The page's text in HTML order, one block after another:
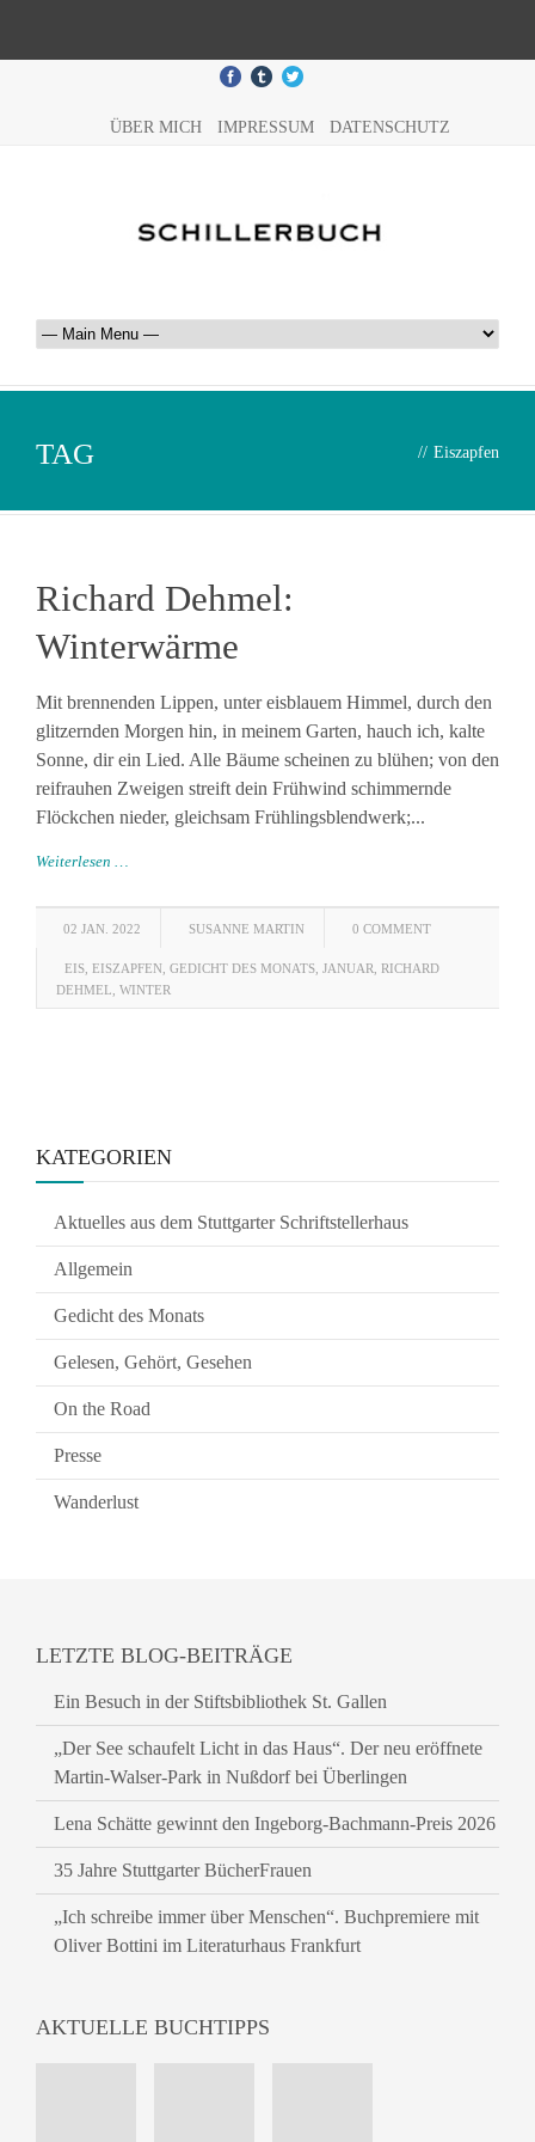
ÜBER MICH IMPRESSUM DATENSCHUTZ
TAG // Eiszapfen
Richard Dehmel:
Winterwärme
Mit brennenden Lippen, unter eisblauem Himmel, durch den
glitzernden Morgen hin, in meinem Garten, hauch ich, kalte
Sonne, dir ein Lied. Alle Bäume scheinen zu blühen; von den
reifrauhen Zweigen streift dein Frühwind schimmernde
Flöckchen nieder, gleichsam Frühlingsblendwerk;...
Weiterlesen …
02 JAN. 2022 SUSANNE MARTIN 0 COMMENT
EIS EISZAPFEN GEDICHT DES MONATS JANUAR RICHARD
DEHMEL WINTER
KATEGORIEN
Aktuelles aus dem Stuttgarter Schriftstellerhaus
Allgemein
Gedicht des Monats
Gelesen, Gehört, Gesehen
On the Road
Presse
Wanderlust
LETZTE BLOG-BEITRÄGE
Ein Besuch in der Stiftsbibliothek St. Gallen
„Der See schaufelt Licht in das Haus“. Der neu eröffnete
Martin-Walser-Park in Nußdorf bei Überlingen
Lena Schätte gewinnt den Ingeborg-Bachmann-Preis 2026
35 Jahre Stuttgarter BücherFrauen
„Ich schreibe immer über Menschen“. Buchpremiere mit
Oliver Bottini im Literaturhaus Frankfurt
AKTUELLE BUCHTIPPS